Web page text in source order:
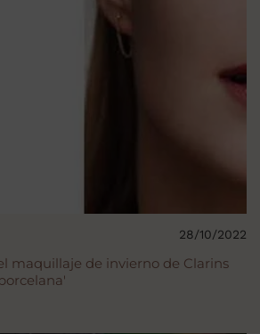
maquillaje de invierno de Clarins
28/10/2022